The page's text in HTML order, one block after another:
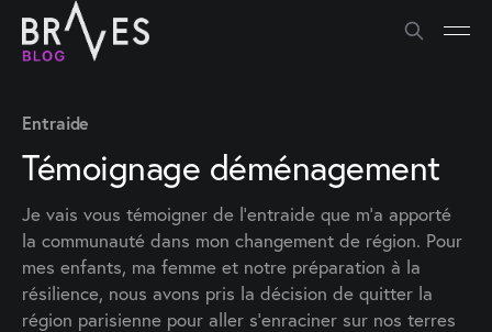
Entraide
Témoignage déménagement
Je vais vous témoigner de l’entraide que m’a apporté
la communauté dans mon changement de région. Pour
mes enfants, ma femme et notre préparation à la
résilience, nous avons pris la décision de quitter la
région parisienne pour aller s’enraciner sur nos terres